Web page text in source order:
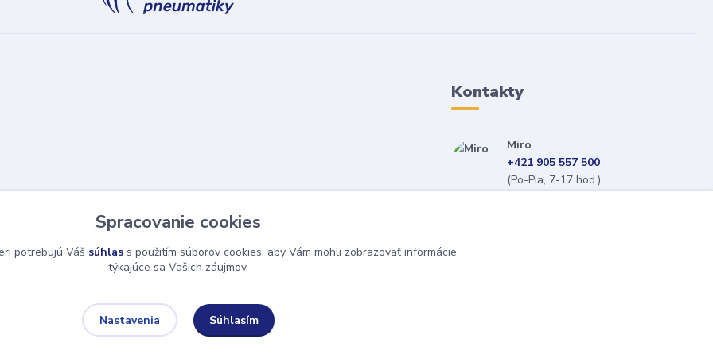
Kontakty
Miro
+421 905 557 500
(Po-Pia, 7-17 hod.)
Spracovanie cookies
potrebujú Váš súhlas s použitím súborov cookies, aby Vám mohli zobrazovať informácie
týkajúce sa Vašich záujmov.
Nastavenia Súhlasím